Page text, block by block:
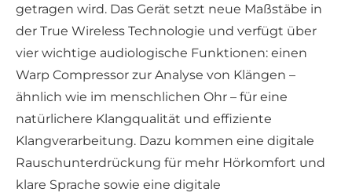
getragen wird. Das Gerät setzt neue Maßstäbe in
der True Wireless Technologie und verfügt über
vier wichtige audiologische Funktionen: einen
Warp Compressor zur Analyse von Klängen –
ähnlich wie im menschlichen Ohr – für eine
natürlichere Klangqualität und effiziente
Klangverarbeitung. Dazu kommen eine digitale
Rauschunterdrückung für mehr Hörkomfort und
klare Sprache sowie eine digitale